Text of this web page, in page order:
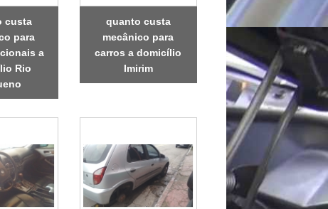
custa
para
a
Rio
quanto custa
mecânico para
carros a domicílio
Imirim